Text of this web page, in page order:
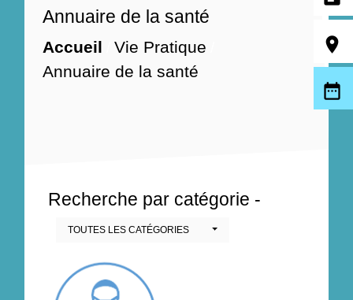
Annuaire de la santé
Accueil Vie Pratique
Annuaire de la santé
Recherche par catégorie -
TOUTES LES CATÉGORIES
room
date_range